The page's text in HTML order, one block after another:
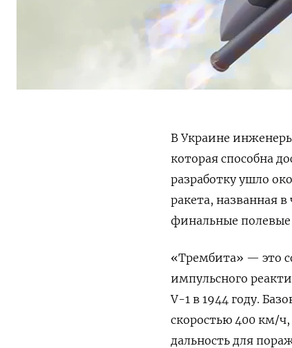
В Украине
которая способна
разработку ушло
ракета, названная
финальные полевые
«Трембита» — это
импульсного
V-1 в 1944 году.
скоростью 400 км/
дальность для